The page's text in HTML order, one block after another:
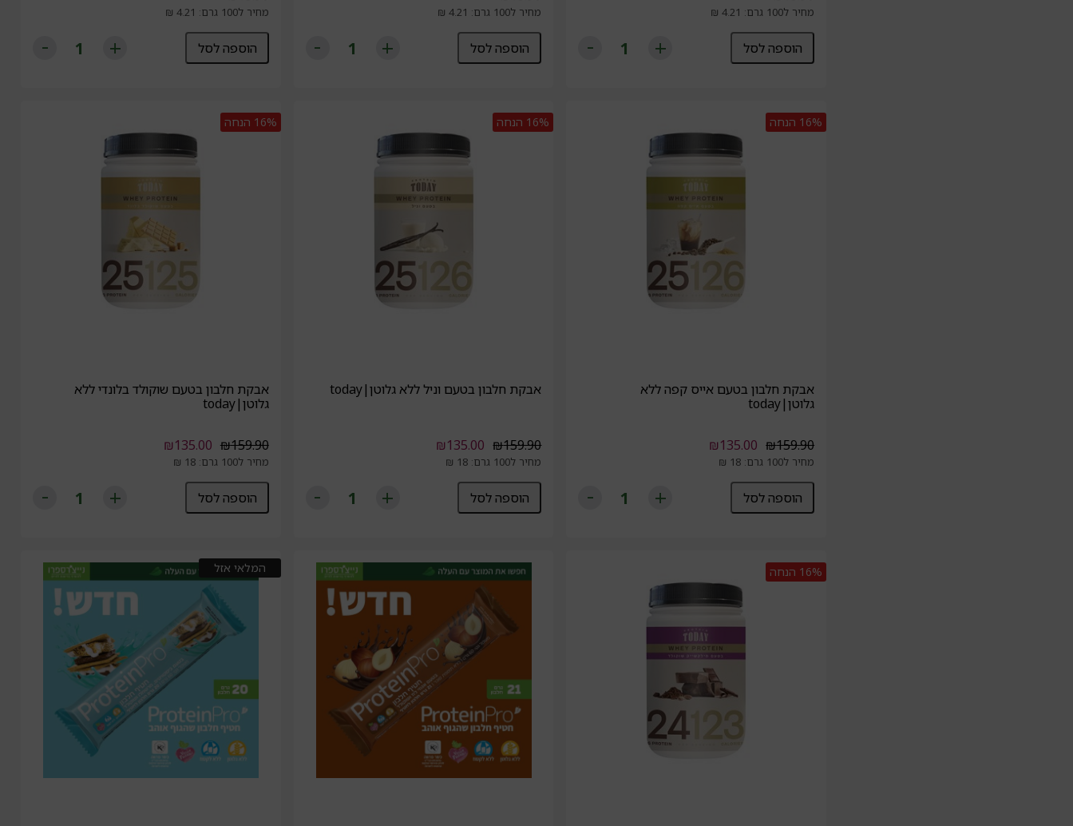
מחיר ל100 גרם: 4.21 ₪
הוספה לסל
מחיר ל100 גרם: 4.21 ₪
הוספה לסל
מחיר ל100 גרם: 4.21 ₪
הוספה לסל
16% הנחה
אבקת חלבון בטעם אייס קפה ללא
גלוטן|today
₪159.90
₪135.00
מחיר ל100 גרם: 18 ₪
הוספה לסל
16% הנחה
אבקת חלבון בטעם וניל ללא גלוטן|today
₪159.90
₪135.00
מחיר ל100 גרם: 18 ₪
הוספה לסל
16% הנחה
אבקת חלבון בטעם שוקולד בלונדי ללא
גלוטן|today
₪159.90
₪135.00
מחיר ל100 גרם: 18 ₪
הוספה לסל
16% הנחה המלאי אזל